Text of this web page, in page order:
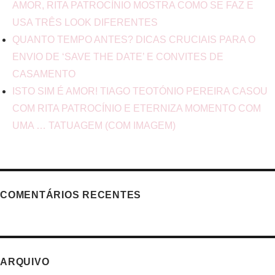
AMOR, RITA PATROCÍNIO MOSTRA COMO SE FAZ E
USA TRÊS LOOK DIFERENTES
QUANTO TEMPO ANTES? DICAS CRUCIAIS PARA O
ENVIO DE ‘SAVE THE DATE’ E CONVITES DE
CASAMENTO
ISTO SIM É AMOR! TIAGO TEOTÓNIO PEREIRA CASOU
COM RITA PATROCÍNIO E ETERNIZA MOMENTO COM
UMA … TATUAGEM (COM IMAGEM)
COMENTÁRIOS RECENTES
ARQUIVO